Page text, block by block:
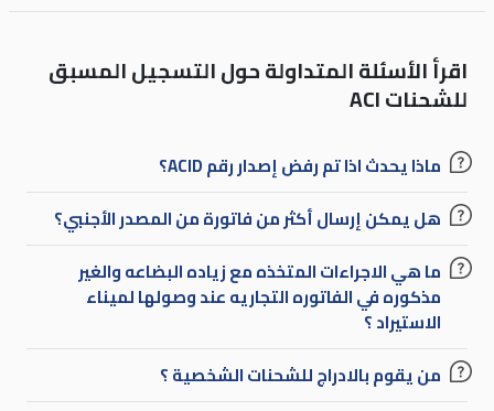
اقرأ الأسئلة المتداولة حول التسجيل المسبق
للشحنات ACI
ماذا يحدث اذا تم رفض إصدار رقم ACID؟
هل يمكن إرسال أكثر من فاتورة من المصدر الأجنبي؟
ما هي الاجراءات المتخذه مع زياده البضاعه والغير
مذكوره في الفاتوره التجاريه عند وصولها لميناء
الاستيراد ؟
من يقوم بالادراج للشحنات الشخصية ؟